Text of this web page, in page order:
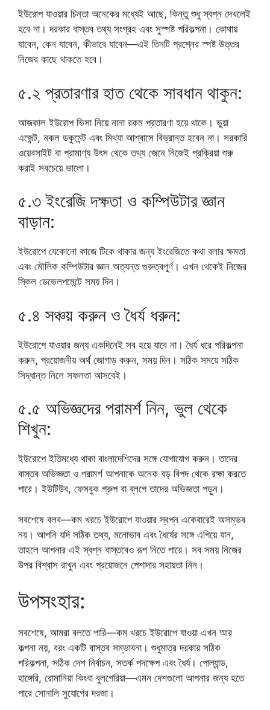
ইউরোপ যাওয়ার চিন্তা অনেকের মধ্যেই আছে, কিন্তু শুধু স্বপ্ন দেখলেই
হবে না। দরকার বাস্তব তথ্য সংগ্রহ এবং সুস্পষ্ট পরিকল্পনা। কোথায়
যাবেন, কেন যাবেন, কীভাবে যাবেন—এই তিনটি প্রশ্নের স্পষ্ট উত্তর
নিজের কাছে থাকতে হবে।
৫.২ প্রতারণার হাত থেকে সাবধান থাকুন:
আজকাল ইউরোপ ভিসা নিয়ে নানা রকম প্রতারণা হয়ে থাকে। ভুয়া
এজেন্ট, নকল ডকুমেন্ট এবং মিথ্যা আশ্বাসে বিভ্রান্ত হবেন না। সরকারি
ওয়েবসাইট বা প্রামাণ্য উৎস থেকে তথ্য জেনে নিজেই প্রক্রিয়া শুরু
করাই সবচেয়ে ভালো।
৫.৩ ইংরেজি দক্ষতা ও কম্পিউটার জ্ঞান
বাড়ান:
ইউরোপে যেকোনো কাজে টিকে থাকার জন্য ইংরেজিতে কথা বলার ক্ষমতা
এবং মৌলিক কম্পিউটার জ্ঞান অত্যন্ত গুরুত্বপূর্ণ। এখন থেকেই নিজের
স্কিল ডেভেলপমেন্টে সময় দিন।
৫.৪ সঞ্চয় করুন ও ধৈর্য ধরুন:
ইউরোপে যাওয়ার জন্য একদিনেই সব হয়ে যাবে না। ধৈর্য ধরে পরিকল্পনা
করুন, প্রয়োজনীয় অর্থ জোগাড় করুন, সময় দিন। সঠিক সময়ে সঠিক
সিদ্ধান্ত নিলে সফলতা আসবেই।
৫.৫ অভিজ্ঞদের পরামর্শ নিন, ভুল থেকে
শিখুন:
ইউরোপে ইতিমধ্যে থাকা বাংলাদেশিদের সঙ্গে যোগাযোগ করুন। তাদের
বাস্তব অভিজ্ঞতা ও পরামর্শ আপনাকে অনেক বড় বিপদ থেকে রক্ষা করতে
পারে। ইউটিউব, ফেসবুক গ্রুপ বা ব্লগে তাদের অভিজ্ঞতা পড়ুন।
সবশেষে বলব—কম খরচে ইউরোপে যাওয়ার স্বপ্ন একেবারেই অসম্ভব
নয়। আপনি যদি সঠিক তথ্য, মনোভাব এবং ধৈর্যের সঙ্গে এগিয়ে যান,
তাহলে আপনার এই স্বপ্ন বাস্তবেও রূপ নিতে পারে। সব সময় নিজের
উপর বিশ্বাস রাখুন এবং প্রয়োজনে পেশাদার সহায়তা নিন।
উপসংহার:
সবশেষে, আমরা বলতে পারি—কম খরচে ইউরোপে যাওয়া এখন আর
কল্পনা নয়, বরং একটি বাস্তব সম্ভাবনা। শুধুমাত্র দরকার সঠিক
পরিকল্পনা, সঠিক দেশ নির্বাচন, সতর্ক পদক্ষেপ এবং ধৈর্য। পোল্যান্ড,
হাঙ্গেরি, রোমানিয়া কিংবা বুলগেরিয়া—এমন দেশগুলো আপনার জন্য হতে
পারে সোনালি সুযোগের দরজা।